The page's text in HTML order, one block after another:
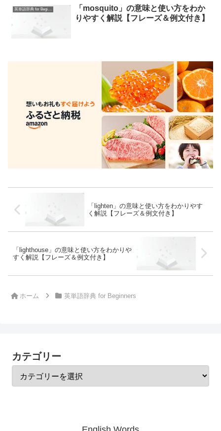
英単語辞典 for Beginners
「mosquito」の意味と使い方をわか
りやすく解説【フレーズ＆例文付き】
「lighten」の意味と使い方をわかりやす
く解説【フレーズ＆例文付き】
「lighthouse」の意味と使い方をわかりや
すく解説【フレーズ＆例文付き】
ホーム 英単語辞典 for Beginners
カテゴリー